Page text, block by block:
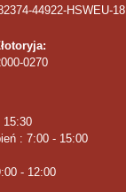
44922-HSWEU-18
0270
15:30
: 7:00 - 15:00
- 12:00